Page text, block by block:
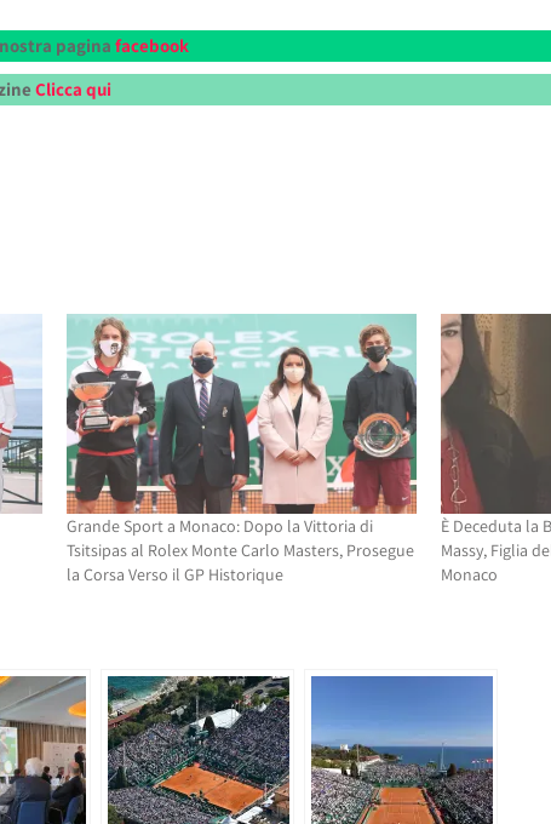
pagina facebook
Clicca qui
Grande Sport a Monaco: Dopo la Vittoria di
Tsitsipas al Rolex Monte Carlo Masters, Prosegue
la Corsa Verso il GP Historique
È Deceduta la
Massy, Figlia
Monaco